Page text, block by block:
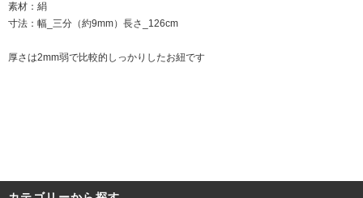
素材：絹
寸法：幅_三分（約9mm）長さ_126cm
厚さは2mm弱で比較的しっかりしたお紐です